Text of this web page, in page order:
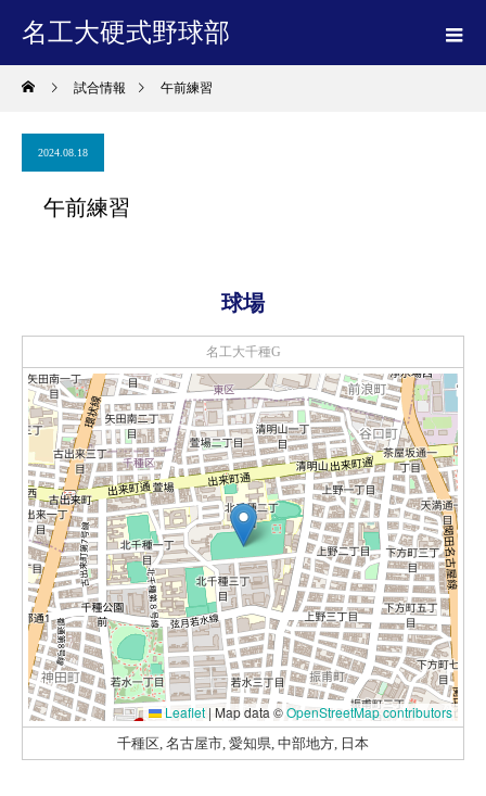
名工大硬式野球部
試合情報 午前練習
2024.08.18
午前練習
球場
名工大千種G
Leaflet | Map data ©OpenStreetMap contributors
千種区, 名古屋市, 愛知県, 中部地方, 日本